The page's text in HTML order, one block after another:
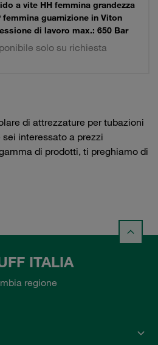
a vite HH femmina grandezza
femmina guarnizione in Viton
di lavoro max.: 650 Bar
solo su richiesta
di attrezzature per tubazioni
interessato a prezzi
di prodotti, ti preghiamo di
ITALIA
regione